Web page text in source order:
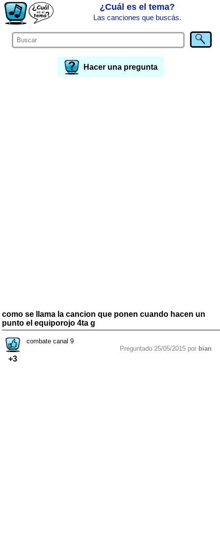
¿Cuál es el tema?
Las canciones que buscás.
Hacer una pregunta
como se llama la cancion que ponen cuando hacen un
punto el equiporojo 4ta g
+3
combate canal 9
Preguntado 25/05/2015 por bian